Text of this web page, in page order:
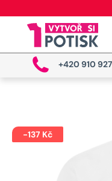
+420 910
-137 Kč